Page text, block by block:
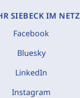
SIEBECK IM NETZ
Facebook
Bluesky
LinkedIn
Instagram